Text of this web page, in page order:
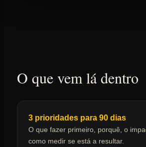
O que vem lá dentro
3 prioridades para 90 dias
O que fazer primeiro, porquê, o
como medir se está a resultar.